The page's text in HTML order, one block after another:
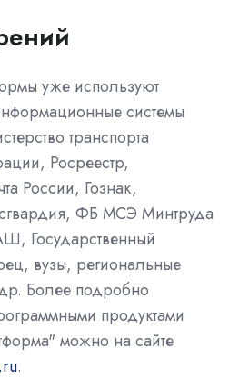
уже используют
системы
транспорта
Росреестр,
России, Гознак,
ФБ МСЭ Минтруда
Государственный
вузы, региональные
Более подробно
продуктами
можно на сайте
.